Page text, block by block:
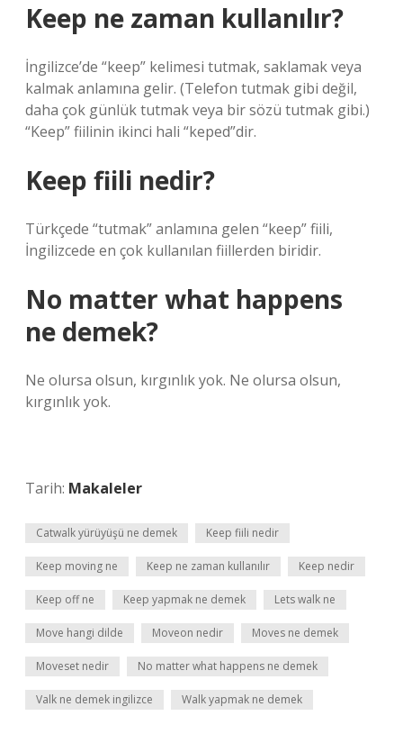
Keep ne zaman kullanılır?
İngilizce’de “keep” kelimesi tutmak, saklamak veya
kalmak anlamına gelir. (Telefon tutmak gibi değil,
daha çok günlük tutmak veya bir sözü tutmak gibi.)
“Keep” fiilinin ikinci hali “keped”dir.
Keep fiili nedir?
Türkçede “tutmak” anlamına gelen “keep” fiili,
İngilizcede en çok kullanılan fiillerden biridir.
No matter what happens
ne demek?
Ne olursa olsun, kırgınlık yok. Ne olursa olsun,
kırgınlık yok.
Tarih: Makaleler
Catwalk yürüyüşü ne demek Keep fiili nedir
Keep moving ne Keep ne zaman kullanılır Keep nedir
Keep off ne Keep yapmak ne demek Lets walk ne
Move hangi dilde Moveon nedir Moves ne demek
Moveset nedir No matter what happens ne demek
Valk ne demek ingilizce Walk yapmak ne demek